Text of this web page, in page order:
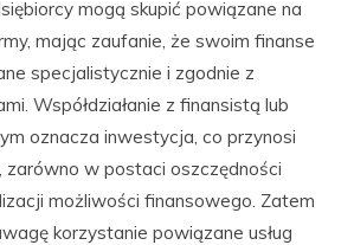
mogą skupić powiązane na
mając zaufanie, że swoim finanse
specjalistycznie i zgodnie z
Współdziałanie z finansistą lub
oznacza inwestycja, co przynosi
zarówno w postaci oszczędności
możliwości finansowego. Zatem
korzystanie powiązane usług